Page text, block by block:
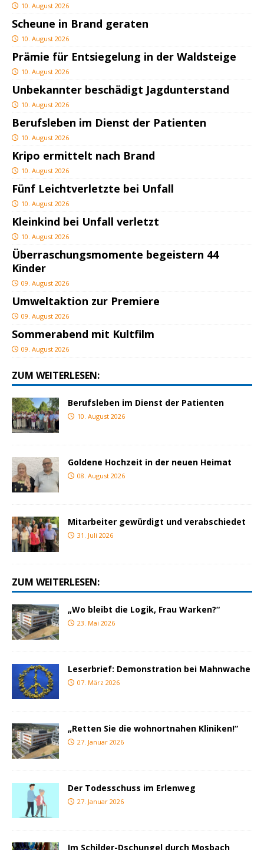
10. August 2026
Scheune in Brand geraten
10. August 2026
Prämie für Entsiegelung in der Waldsteige
10. August 2026
Unbekannter beschädigt Jagdunterstand
10. August 2026
Berufsleben im Dienst der Patienten
10. August 2026
Kripo ermittelt nach Brand
10. August 2026
Fünf Leichtverletzte bei Unfall
10. August 2026
Kleinkind bei Unfall verletzt
10. August 2026
Überraschungsmomente begeistern 44
Kinder
09. August 2026
Umweltaktion zur Premiere
09. August 2026
Sommerabend mit Kultfilm
09. August 2026
ZUM WEITERLESEN:
Berufsleben im Dienst der Patienten
10. August 2026
Goldene Hochzeit in der neuen Heimat
08. August 2026
Mitarbeiter gewürdigt und verabschiedet
31. Juli 2026
ZUM WEITERLESEN:
„Wo bleibt die Logik, Frau Warken?“
23. Mai 2026
Leserbrief: Demonstration bei Mahnwache
07. März 2026
„Retten Sie die wohnortnahen Kliniken!“
27. Januar 2026
Der Todesschuss im Erlenweg
27. Januar 2026
Im Schilder-Dschungel durch Mosbach